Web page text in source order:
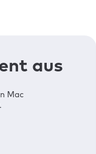
aus
Mac